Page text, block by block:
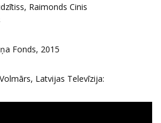
Raimonds Cinis
Fonds, 2015
Latvijas Televīzija: